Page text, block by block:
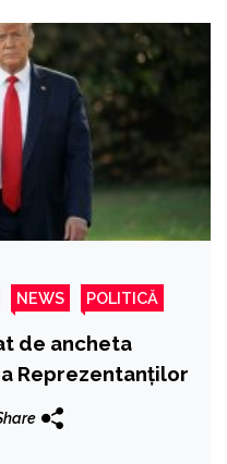
NEWS POLITICĂ
de ancheta
Reprezentanților